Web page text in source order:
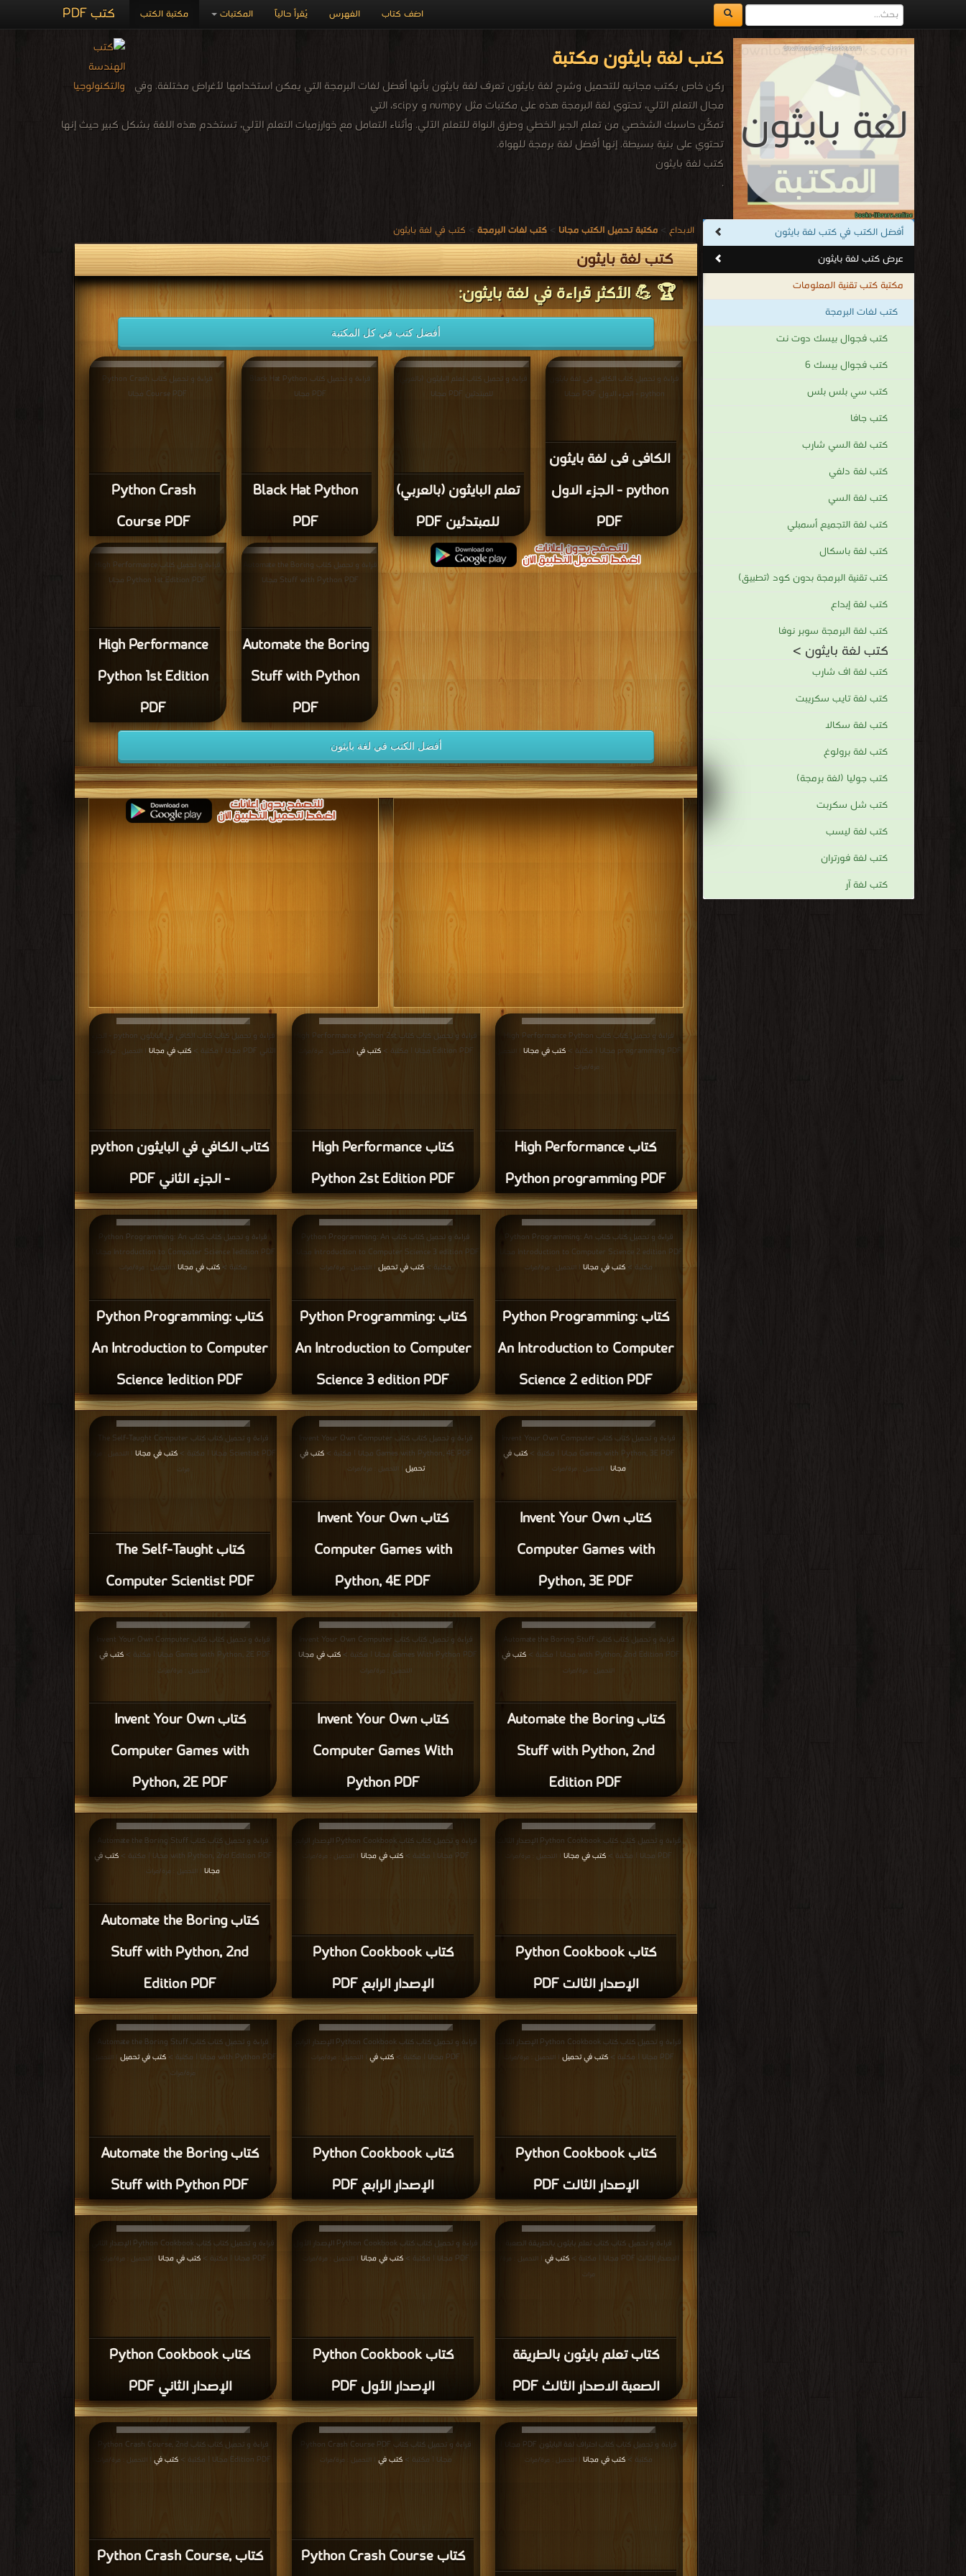
كتب PDF مكتبة الكتب المكتبات يُقرأ حالياً الفهرس اضف كتاب
كتب لغة بايثون مكتبة
ركن خاص بكتب مجانيه للتحميل وشرح لغة بايثون تعرف لغة بايثون بأنها أفضل لغات البرمجة التي يمكن استخدامها لأغراض مختلفة. وفي
مجال التعلم الآلي، تحتوي لغة البرمجة هذه على مكتبات مثل numpy و scipy، التي
تمكّن حاسبك الشخصي من تعلم الجبر الخطي وطرق النواة للتعلم الآلي. وأثناء التعامل مع خوارزميات التعلم الآلي، تُستخدم هذه اللغة بشكل كبير حيث إنها
تحتوي على بنية بسيطة. إنها أفضل لغة برمجة للهواة.
كتب لغة بايثون
.
أفضل الكتب في كتب لغة بايثون
عرض كتب لغة بايثون
مكتبة كتب تقنية المعلومات
كتب لغات البرمجة
كتب فجوال بيسك دوت نت
كتب فجوال بيسك 6
كتب سي بلس بلس
كتب جافا
كتب لغة السي شارب
كتب لغة دلفي
كتب لغة السي
كتب لغة التجميع أسمبلي
كتب لغة باسكال
كتب تقنية البرمجة بدون كود (تطبيق)
كتب لغة إبداع
كتب لغة البرمجة سوبر نوفا
كتب لغة بايثون >
كتب لغة اف شارب
كتب لغة تايب سكريبت
كتب لغة سكالا
كتب لغة برولوغ
كتب جوليا (لغة برمجة)
كتب شل سكربت
كتب لغة ليسب
كتب لغة فورتران
كتب لغة آر
الابداع > مكتبة تحميل الكتب مجانا > كتب لغات البرمجة > كتب في لغة بايثون
كتب لغة بايثون
🏆 💪 الأكثر قراءة في لغة بايثون:
أفضل كتب في كل المكتبة
Python Crash
Course PDF
قراءة و تحميل كتاب Python Crash
Course PDF مجانا
Black Hat Python
PDF
قراءة و تحميل كتاب Black Hat Python
PDF مجانا
تعلم البايثون (بالعربي)
للمبتدئين PDF
قراءة و تحميل كتاب تعلم البايثون (بالعربي)
للمبتدئين PDF مجانا
الكافى فى لغة بايثون
python - الجزء الاول
PDF
قراءة و تحميل كتاب الكافى فى لغة بايثون
python - الجزء الاول PDF مجانا
High Performance
Python 1st Edition
PDF
قراءة و تحميل كتاب High Performance
Python 1st Edition PDF مجانا
Automate the Boring
Stuff with Python
PDF
قراءة و تحميل كتاب Automate the Boring
Stuff with Python PDF مجانا
أفضل الكتب في لغة بايثون
كتاب الكافي في البايثون python
- الجزء الثاني PDF
الثاني PDF مجانا | مكتبة >
كتب في مجانا| التحميل : مرة/مرات
كتاب High Performance
Python 2st Edition PDF
قراءة و تحميل كتاب كتاب High Performance Python 2st
Edition PDF مجانا | مكتبة >
كتب في | التحميل : مرة/مرات
كتاب High Performance
Python programming PDF
قراءة و تحميل كتاب كتاب High Performance Python
programming PDF مجانا | مكتبة >
كتب في مجانا| التحميل
: مرة/مرات
كتاب Python Programming:
An Introduction to Computer
Science 1edition PDF
قراءة و تحميل كتاب كتاب Python Programming: An
Introduction to Computer Science 1edition PDF مجانا |
مكتبة >كتب في مجانا | التحميل : مرة/مرات
كتاب Python Programming:
An Introduction to Computer
Science 3 edition PDF
قراءة و تحميل كتاب كتاب Python Programming: An
Introduction to Computer Science 3 edition PDF مجانا |
مكتبة > كتب في تحميل | التحميل : مرة/مرات
كتاب Python Programming:
An Introduction to Computer
Science 2 edition PDF
قراءة و تحميل كتاب كتاب Python Programming: An
Introduction to Computer Science 2 edition PDF مجانا |
مكتبة > كتب في مجانا| التحميل : مرة/مرات
كتاب The Self-Taught
Computer Scientist PDF
قراءة و تحميل كتاب كتاب The Self-Taught Computer
Scientist PDF مجانا | مكتبة >
كتب في مجانا| التحميل : مرة/
مرات
كتاب Invent Your Own
Computer Games with
Python, 4E PDF
قراءة و تحميل كتاب كتاب Invent Your Own Computer
Games with Python, 4E PDF مجانا | مكتبة >
كتب في
تحميل
| التحميل : مرة/مرات
كتاب Invent Your Own
Computer Games with
Python, 3E PDF
قراءة و تحميل كتاب كتاب Invent Your Own Computer
Games with Python, 3E PDF مجانا | مكتبة >
كتب في
مجانا | التحميل : مرة/مرات
كتاب Invent Your Own
Computer Games with
Python, 2E PDF
قراءة و تحميل كتاب كتاب Invent Your Own Computer
Games with Python, 2E PDF مجانا | مكتبة >
كتب في
التحميل : مرة/مرات
كتاب Invent Your Own
Computer Games With
Python PDF
قراءة و تحميل كتاب كتاب Invent Your Own Computer
Games With Python PDF مجانا | مكتبة >
كتب في مجانا
التحميل : مرة/مرات
كتاب Automate the Boring
Stuff with Python, 2nd
Edition PDF
قراءة و تحميل كتاب كتاب Automate the Boring Stuff
with Python, 2nd Edition PDF مجانا | مكتبة >
كتب في
التحميل : مرة/مرات
كتاب Automate the Boring
Stuff with Python, 2nd
Edition PDF
قراءة و تحميل كتاب كتاب Automate the Boring Stuff
with Python, 2nd Edition PDF مجانا | مكتبة >
كتب في
مجانا| التحميل : مرة/مرات
كتاب Python Cookbook
الإصدار الرابع PDF
قراءة و تحميل كتاب كتاب Python Cookbook الإصدار الرابع
PDF مجانا | مكتبة >
كتب في مجانا | التحميل : مرة/مرات
كتاب Python Cookbook
الإصدار الثالت PDF
قراءة و تحميل كتاب كتاب Python Cookbook الإصدار الثالت
PDF مجانا | مكتبة >
كتب في مجانا| التحميل : مرة/مرات
كتاب Automate the Boring
Stuff with Python PDF
قراءة و تحميل كتاب كتاب Automate the Boring Stuff
with Python PDF مجانا | مكتبة >
كتب في تحميل
| التحميل :
مرة/مرات
كتاب Python Cookbook
الإصدار الرابع PDF
قراءة و تحميل كتاب كتاب Python Cookbook الإصدار الرابع
PDF مجانا | مكتبة >
كتب في | التحميل : مرة/مرات
كتاب Python Cookbook
الإصدار الثالت PDF
قراءة و تحميل كتاب كتاب Python Cookbook الإصدار الثالت
PDF مجانا | مكتبة >
كتب في تحميل | التحميل : مرة/مرات
كتاب Python Cookbook
الإصدار الثاني PDF
قراءة و تحميل كتاب كتاب Python Cookbook الإصدار الثاني
PDF مجانا | مكتبة >
كتب في مجانا | التحميل : مرة/مرات
كتاب Python Cookbook
الإصدار الأول PDF
قراءة و تحميل كتاب كتاب Python Cookbook الإصدار الأول
PDF مجانا | مكتبة >
كتب في مجانا | التحميل : مرة/مرات
كتاب تعلم بايثون بالطريقة
الصعبة الاصدار الثالث PDF
قراءة و تحميل كتاب كتاب تعلم بايثون بالطريقة الصعبة
الاصدار الثالث PDF مجانا | مكتبة >
كتب في
| التحميل : مرة/
مرات
كتاب Python Crash Course,
قراءة و تحميل كتاب كتاب Python Crash Course, 2nd
Edition PDF مجانا | مكتبة >
كتب في | التحميل : مرة/مرات
كتاب Python Crash Course
قراءة و تحميل كتاب كتاب Python Crash Course PDF
مجانا | مكتبة >كتب في | التحميل : مرة/مرات
قراءة و تحميل كتاب كتاب احتراف لغة البايثون PDF مجانا |
مكتبة > كتب في مجانا| التحميل : مرة/مرات